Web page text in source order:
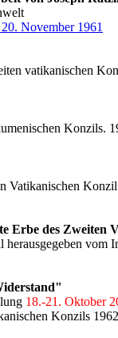
November 1961
vatikanischen
Konzils.
Vatikanischen
Erbe des Zweiten
vom
18.-21. Oktober
Konzils